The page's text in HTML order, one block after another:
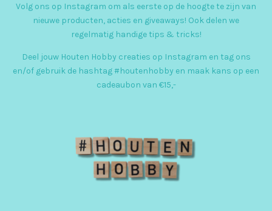
t
a
g
r
a
Volg ons op Instagram om als eerste op de hoogte te zijn van
nieuwe producten, acties en giveaways! Ook delen we
regelmatig handige tips & tricks!
Deel jouw Houten Hobby creaties op Instagram en tag ons
en/of gebruik de hashtag #houtenhobby en maak kans op een
cadeaubon van €15,-